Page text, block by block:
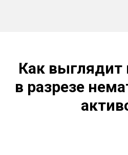
Как выглядит
в разрезе